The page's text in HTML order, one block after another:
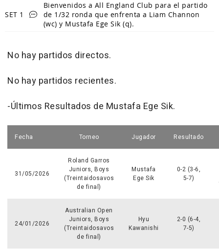
SET 1
Bienvenidos a All England Club para el partido
de 1/32 ronda que enfrenta a Liam Channon
(wc) y Mustafa Ege Sik (q).
No hay partidos directos.
No hay partidos recientes.
-Últimos Resultados de Mustafa Ege Sik.
Fecha Torneo Jugador Resultado
31/05/2026
Roland Garros
Juniors, Boys
(Treintaidosavos
de final)
Mustafa
Ege Sik
0-2 (3-6,
5-7)
24/01/2026
Australian Open
Juniors, Boys
(Treintaidosavos
de final)
Hyu
Kawanishi
2-0 (6-4,
7-5)